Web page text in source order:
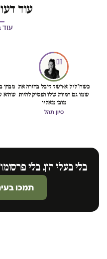
עוד
עוד
כשח'ליל א-רשק קיבל בחזרה את
שמו גם המוות שלו הפסיק להיות
מובן מאליו
סיון תהל
מבחן
שהוא
בלי בעלי הון. בלי
תמכו